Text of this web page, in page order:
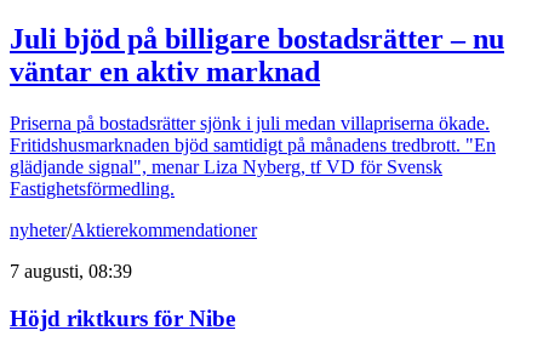
Juli bjöd på billigare bostadsrätter – nu
väntar en aktiv marknad
Priserna på bostadsrätter sjönk i juli medan villapriserna ökade.
Fritidshusmarknaden bjöd samtidigt på månadens tredbrott. "En
glädjande signal", menar Liza Nyberg, tf VD för Svensk
Fastighetsförmedling.
nyheter/Aktierekommendationer
7 augusti, 08:39
Höjd riktkurs för Nibe